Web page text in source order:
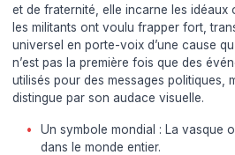
et de fraternité, elle incarne les idéaux
les militants ont voulu frapper fort,
universel en porte-voix d’une cause
n’est pas la première fois que des
utilisés pour des messages politiques,
distingue par son audace visuelle.
Un symbole mondial : La vasque
dans le monde entier.